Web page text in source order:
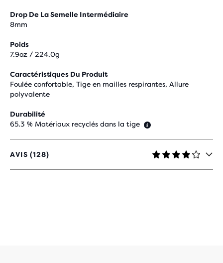
Drop De La Semelle Intermédiaire
8mm
Poids
7.9oz / 224.0g
Caractéristiques Du Produit
Foulée confortable, Tige en mailles respirantes, Allure
polyvalente
Durabilité
65.3 % Matériaux recyclés dans la tige
AVIS (128)
4,1
SUR